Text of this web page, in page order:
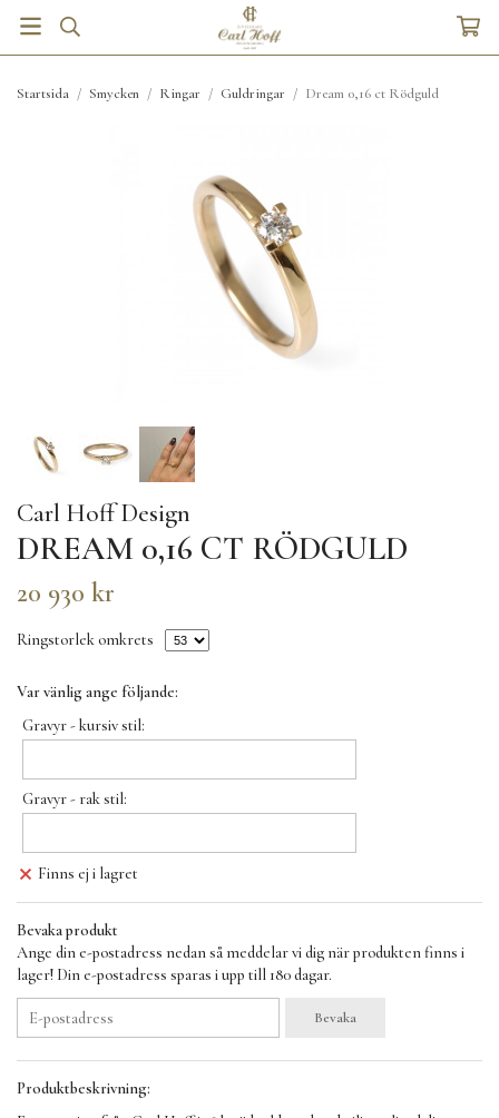
Startsida / Smycken / Ringar / Guldringar / Dream 0,16 ct Rödguld
Carl Hoff Design
DREAM 0,16 CT RÖDGULD
20 930 kr
Ringstorlek omkrets
Var vänlig ange följande:
Gravyr - kursiv stil:
Gravyr - rak stil:
Finns ej i lagret
Bevaka produkt
Ange din e-postadress nedan så meddelar vi dig när produkten finns i
lager! Din e-postadress sparas i upp till 180 dagar.
Bevaka
Produktbeskrivning: